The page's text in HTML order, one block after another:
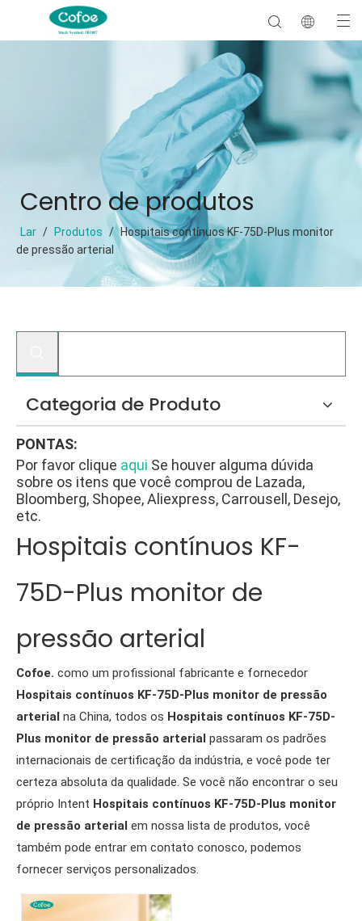
Centro de produtos
Lar / Produtos /
Hospitais contínuos KF-75D-Plus monitor
de pressão arterial
Categoria de Produto
PONTAS:
Por favor clique aqui Se houver alguma dúvida
sobre os itens que você comprou de Lazada,
Bloomberg, Shopee, Aliexpress, Carrousell, Desejo,
etc.
Hospitais contínuos KF-
75D-Plus monitor de
pressão arterial
Cofoe. como um profissional fabricante e fornecedor
Hospitais contínuos KF-75D-Plus monitor de pressão
arterial na China, todos os Hospitais contínuos KF-75D-
Plus monitor de pressão arterial passaram os padrões
internacionais de certificação da indústria, e você pode ter
certeza absoluta da qualidade. Se você não encontrar o seu
próprio Intent Hospitais contínuos KF-75D-Plus monitor
de pressão arterial em nossa lista de produtos, você
também pode entrar em contato conosco, podemos
fornecer serviços personalizados.